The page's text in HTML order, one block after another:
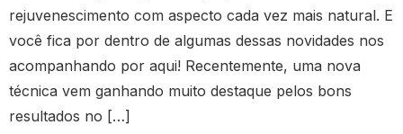
rejuvenescimento com aspecto cada vez mais natural. E
você fica por dentro de algumas dessas novidades nos
acompanhando por aqui! Recentemente, uma nova
técnica vem ganhando muito destaque pelos bons
resultados no […]